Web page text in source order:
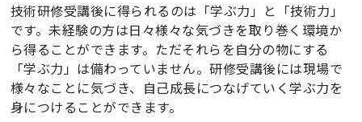
技術研修受講後に得られるのは「学ぶ力」と「技術力」
です。未経験の方は日々様々な気づきを取り巻く環境か
ら得ることができます。ただそれらを自分の物にする
「学ぶ力」は備わっていません。研修受講後には現場で
様々なことに気づき、自己成長につなげていく学ぶ力を
身につけることができます。